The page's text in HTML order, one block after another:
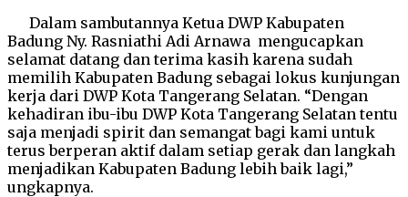
Dalam sambutannya Ketua DWP Kabupaten
Badung Ny. Rasniathi Adi Arnawa mengucapkan
selamat datang dan terima kasih karena sudah
memilih Kabupaten Badung sebagai lokus kunjungan
kerja dari DWP Kota Tangerang Selatan. “Dengan
kehadiran ibu-ibu DWP Kota Tangerang Selatan tentu
saja menjadi spirit dan semangat bagi kami untuk
terus berperan aktif dalam setiap gerak dan langkah
menjadikan Kabupaten Badung lebih baik lagi,”
ungkapnya.